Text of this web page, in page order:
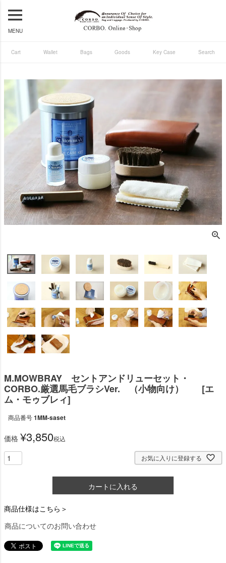
MENU
Cart Wallet Bags Goods Key Case Search
M.MOWBRAY セントアンドリューセット・
CORBO.厳選馬毛ブラシVer. （小物向け） [エ
ム・モゥブレィ]
商品番号1MM-saset
価格 ¥3,850税込
お気に入りに登録する
カートに入れる
商品仕様はこちら＞
商品についてのお問い合わせ